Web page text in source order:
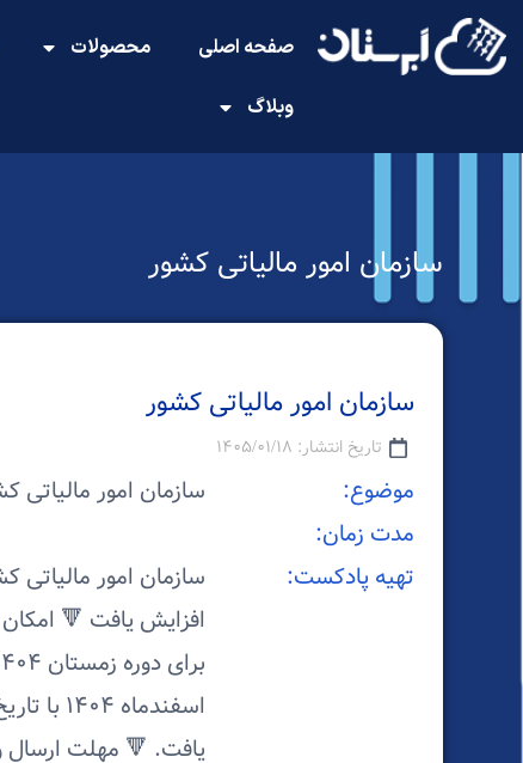
صفحه اصلی محصولات
وبلاگ
سازمان امور مالیاتی کشور
سازمان امور مالیاتی کشور
تاریخ انتشار: ۱۴۰۵/۰۱/۱۸
موضوع:
سازمان امور مالیاتی
مدت زمان:
تهیه پادکست: